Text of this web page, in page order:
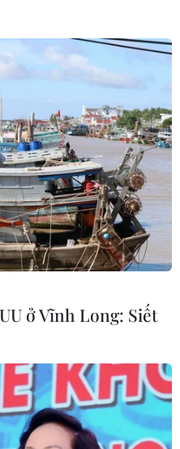
#Thủ tướng Áo
Áo Italy
ở Vĩnh Long: Siết